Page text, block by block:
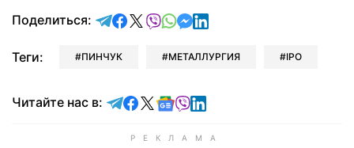
Поделиться: отправить в Telegram
поделиться в Facebook
поделиться в X
отправить в Viber
отправить в Whatsapp
отправить в Messenger
отправить в LinkedIn
Теги: ПИНЧУК МЕТАЛЛУРГИЯ IPO
Читайте нас в: Читайте в Telegram
Читайте в Facebook
Читайте в X
Читайте в Google news
Читайте в Viber
Читайте в LinkedIn